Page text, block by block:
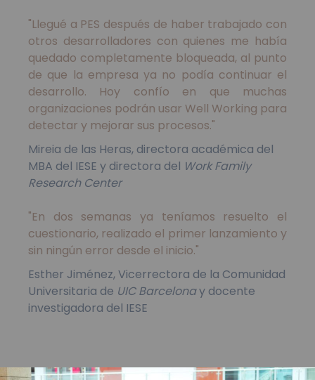
"Llegué a PES después de haber trabajado con
otros desarrolladores con quienes me había
quedado completamente bloqueada, al punto
de que la empresa ya no podía continuar el
desarrollo. Hoy confío en que muchas
organizaciones podrán usar Well Working para
detectar y mejorar sus procesos."
Mireia de las Heras, directora académica del
MBA del IESE y directora del Work Family
Research Center
"En dos semanas ya teníamos resuelto el
cuestionario, realizado el primer lanzamiento y
sin ningún error desde el inicio."
Esther Jiménez, Vicerrectora de la Comunidad
Universitaria de UIC Barcelonay docente
investigadora del IESE